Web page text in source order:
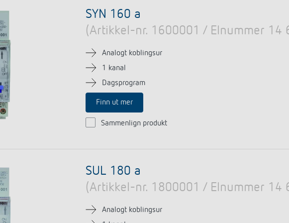
SYN 160 a
(Artikkel-nr. 1600001 / Elnummer 14
Analogt koblingsur
1 kanal
Dagsprogram
Finn ut mer
Sammenlign produkt
SUL 180 a
(Artikkel-nr. 1800001 / Elnummer 14
Analogt koblingsur